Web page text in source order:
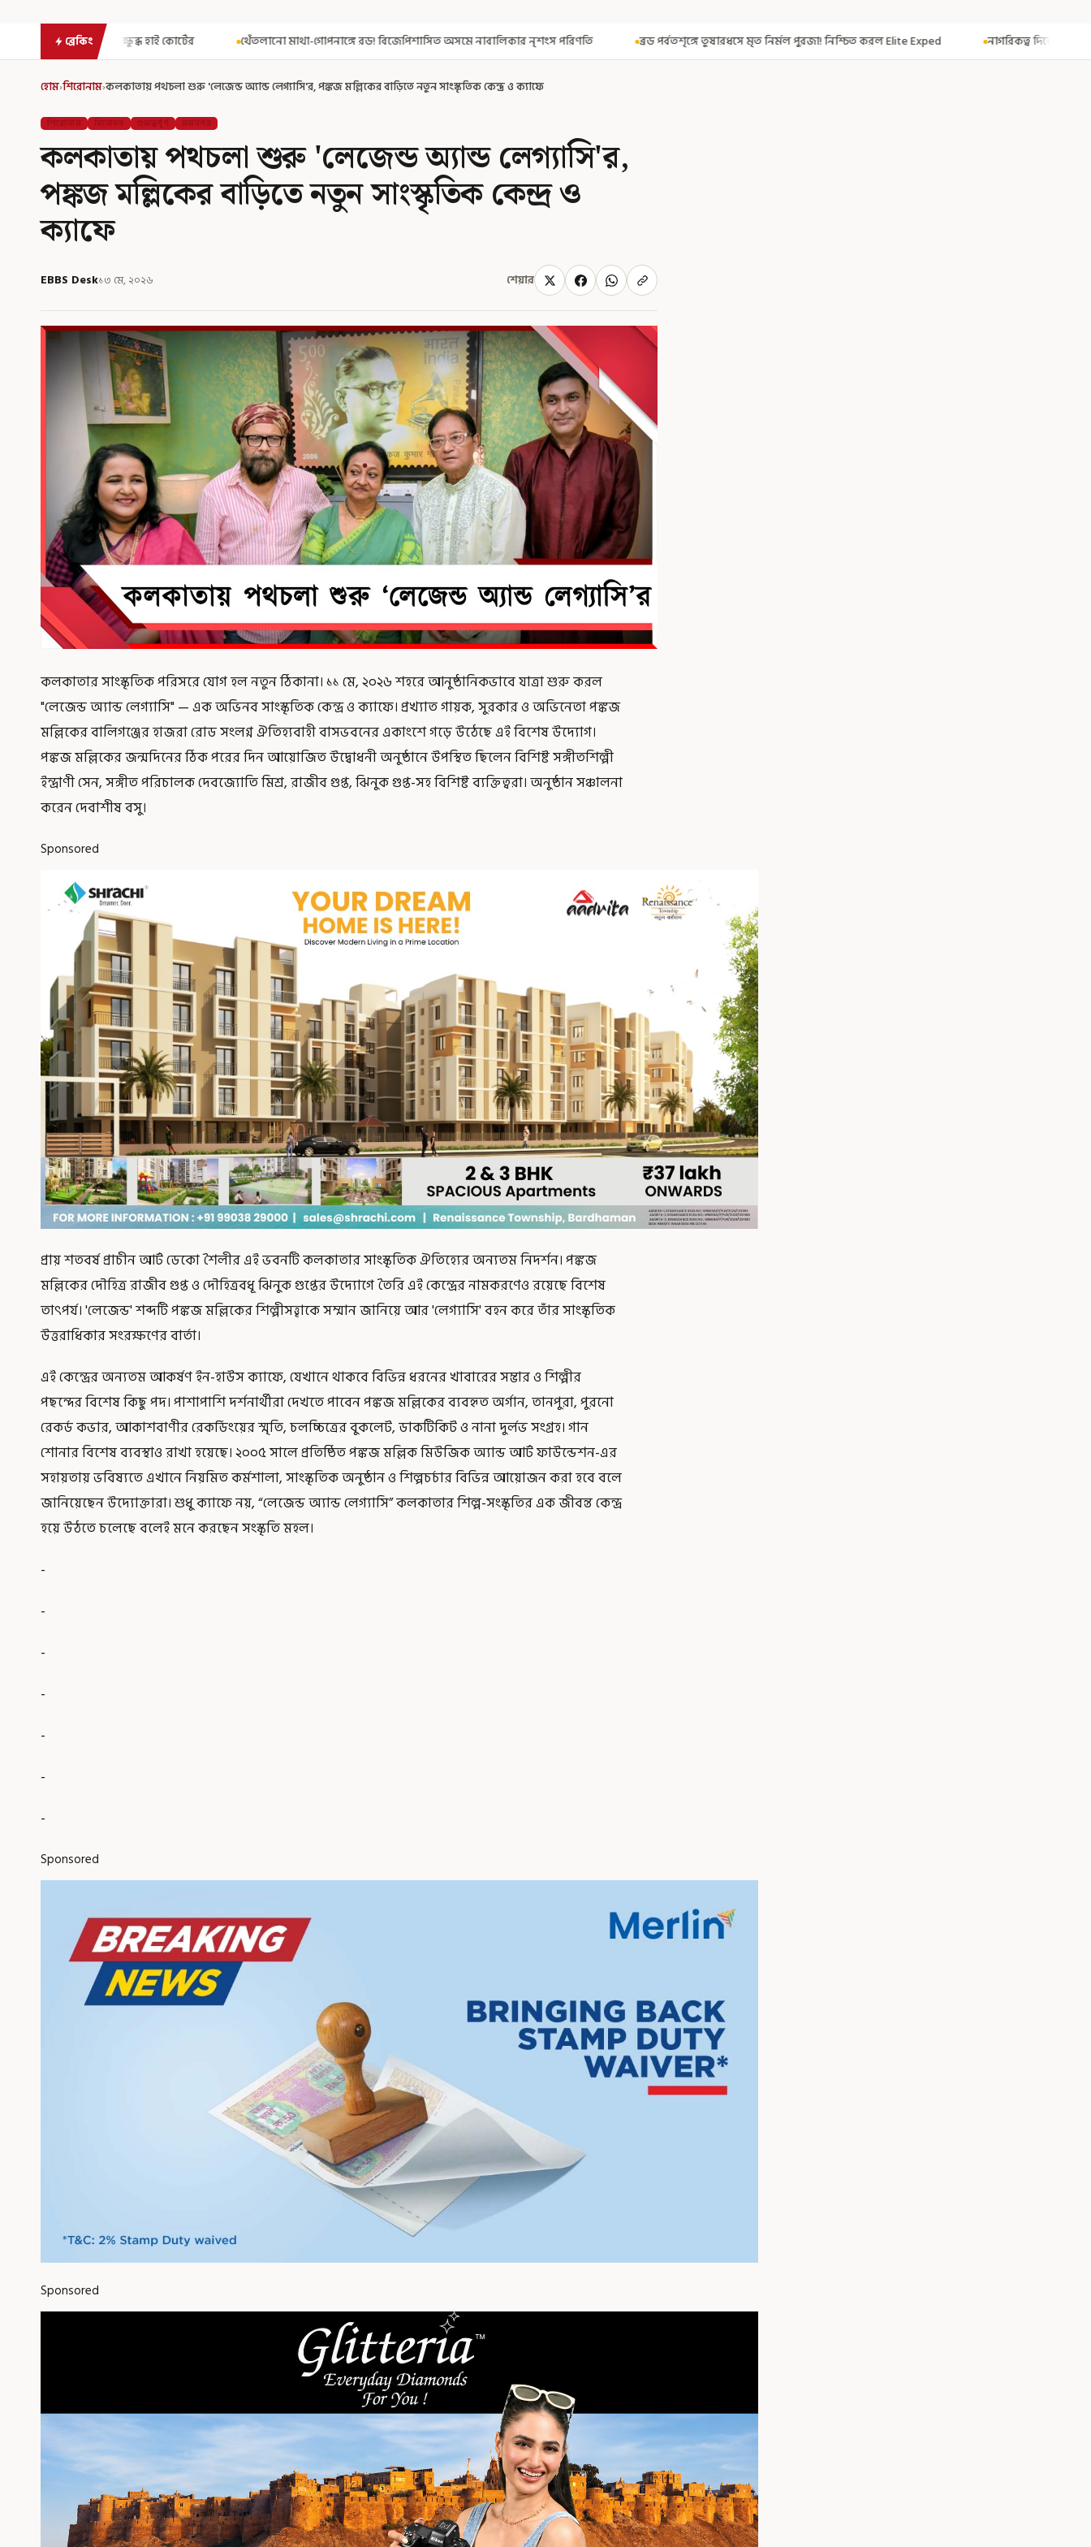
ব্রেকিং
হাই কোর্টের থেঁতলানো মাথা-গোপনাঙ্গে রড! বিজেপিশাসিত অসমে নাবালিকার নৃশংস পরিণতি ব্রড পর্বতশৃঙ্গে তুষারধসে মৃত নির্মল পুরজা! নিশ্চিত করল Elite Exped নাগরিকত্ব দিতেই CAA! ৩০০ মতুয়াকে নাগরিকত্বের
হোম›শিরোনাম›কলকাতায় পথচলা শুরু 'লেজেন্ড অ্যান্ড লেগ্যাসি'র, পঙ্কজ মল্লিকের বাড়িতে নতুন সাংস্কৃতিক কেন্দ্র ও ক্যাফে
শিরোনাম বিনোদন গুরুত্বপূর্ণ মহানগর
কলকাতায় পথচলা শুরু 'লেজেন্ড অ্যান্ড লেগ্যাসি'র,
পঙ্কজ মল্লিকের বাড়িতে নতুন সাংস্কৃতিক কেন্দ্র ও
ক্যাফে
EBBS Desk১৩ মে, ২০২৬ শেয়ার
কলকাতার সাংস্কৃতিক পরিসরে যোগ হল নতুন ঠিকানা। ১১ মে, ২০২৬ শহরে আনুষ্ঠানিকভাবে যাত্রা শুরু করল
"লেজেন্ড অ্যান্ড লেগ্যাসি" — এক অভিনব সাংস্কৃতিক কেন্দ্র ও ক্যাফে। প্রখ্যাত গায়ক, সুরকার ও অভিনেতা পঙ্কজ
মল্লিকের বালিগঞ্জের হাজরা রোড সংলগ্ন ঐতিহ্যবাহী বাসভবনের একাংশে গড়ে উঠেছে এই বিশেষ উদ্যোগ।
পঙ্কজ মল্লিকের জন্মদিনের ঠিক পরের দিন আয়োজিত উদ্বোধনী অনুষ্ঠানে উপস্থিত ছিলেন বিশিষ্ট সঙ্গীতশিল্পী
ইন্দ্রাণী সেন, সঙ্গীত পরিচালক দেবজ্যোতি মিশ্র, রাজীব গুপ্ত, ঝিনুক গুপ্ত-সহ বিশিষ্ট ব্যক্তিত্বরা। অনুষ্ঠান সঞ্চালনা
করেন দেবাশীষ বসু।
Sponsored
প্রায় শতবর্ষ প্রাচীন আর্ট ডেকো শৈলীর এই ভবনটি কলকাতার সাংস্কৃতিক ঐতিহ্যের অন্যতম নিদর্শন। পঙ্কজ
মল্লিকের দৌহিত্র রাজীব গুপ্ত ও দৌহিত্রবধূ ঝিনুক গুপ্তের উদ্যোগে তৈরি এই কেন্দ্রের নামকরণেও রয়েছে বিশেষ
তাৎপর্য। 'লেজেন্ড' শব্দটি পঙ্কজ মল্লিকের শিল্পীসত্ত্বাকে সম্মান জানিয়ে আর 'লেগ্যাসি' বহন করে তাঁর সাংস্কৃতিক
উত্তরাধিকার সংরক্ষণের বার্তা।
এই কেন্দ্রের অন্যতম আকর্ষণ ইন-হাউস ক্যাফে, যেখানে থাকবে বিভিন্ন ধরনের খাবারের সম্ভার ও শিল্পীর
পছন্দের বিশেষ কিছু পদ। পাশাপাশি দর্শনার্থীরা দেখতে পাবেন পঙ্কজ মল্লিকের ব্যবহৃত অর্গান, তানপুরা, পুরনো
রেকর্ড কভার, আকাশবাণীর রেকর্ডিংয়ের স্মৃতি, চলচ্চিত্রের বুকলেট, ডাকটিকিট ও নানা দুর্লভ সংগ্রহ। গান
শোনার বিশেষ ব্যবস্থাও রাখা হয়েছে। ২০০৫ সালে প্রতিষ্ঠিত পঙ্কজ মল্লিক মিউজিক অ্যান্ড আর্ট ফাউন্ডেশন-এর
সহায়তায় ভবিষ্যতে এখানে নিয়মিত কর্মশালা, সাংস্কৃতিক অনুষ্ঠান ও শিল্পচর্চার বিভিন্ন আয়োজন করা হবে বলে
জানিয়েছেন উদ্যোক্তারা। শুধু ক্যাফে নয়, “লেজেন্ড অ্যান্ড লেগ্যাসি” কলকাতার শিল্প-সংস্কৃতির এক জীবন্ত কেন্দ্র
হয়ে উঠতে চলেছে বলেই মনে করছেন সংস্কৃতি মহল।
-
-
-
-
-
-
-
Sponsored
Sponsored